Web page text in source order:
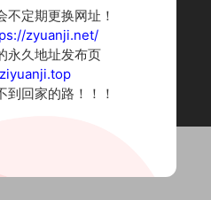
网络收集整理，仅作个人学习使用。
容请联系删除
© 2022 资源集
不定期更换网址！
zyuanji.net/
永久地址发布页
到回家的路！！！